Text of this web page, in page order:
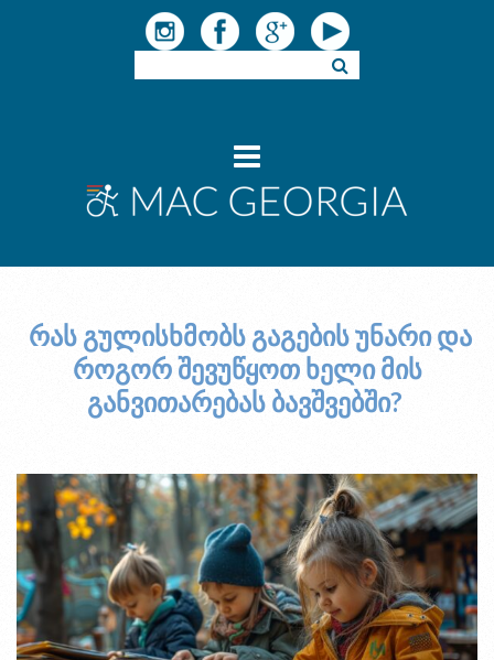
რას გულისხმობს გაგების უნარი და
როგორ შევუწყოთ ხელი მის
განვითარებას ბავშვებში?